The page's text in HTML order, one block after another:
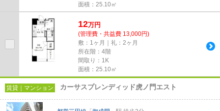
面積：25.10㎡
12万円
(管理費・共益費 13,000円)
敷：1ヶ月｜礼：2ヶ月
所在階：4階
間取り：1K
面積：25.10㎡
賃貸｜マンション カーサスプレンディッド虎ノ門エスト